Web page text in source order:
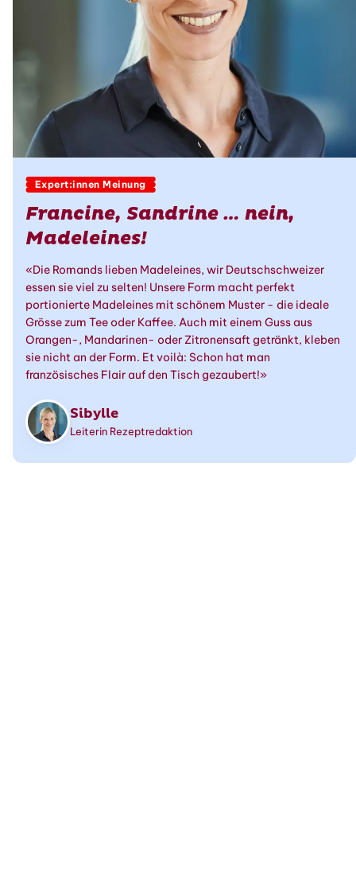
Expert:innen Meinung
Francine, Sandrine … nein,
Madeleines!
«Die Romands lieben Madeleines, wir Deutschschweizer
essen sie viel zu selten! Unsere Form macht perfekt
portionierte Madeleines mit schönem Muster - die ideale
Grösse zum Tee oder Kaffee. Auch mit einem Guss aus
Orangen-, Mandarinen- oder Zitronensaft getränkt, kleben
sie nicht an der Form. Et voilà: Schon hat man
französisches Flair auf den Tisch gezaubert!»
Sibylle
Leiterin Rezeptredaktion